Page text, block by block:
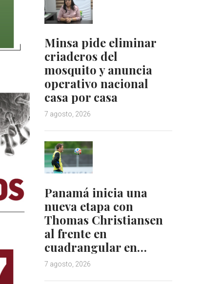
Minsa pide eliminar
criaderos del
mosquito y anuncia
operativo nacional
casa por casa
7 agosto, 2026
Panamá inicia una
nueva etapa con
Thomas Christiansen
al frente en
cuadrangular en…
7 agosto, 2026